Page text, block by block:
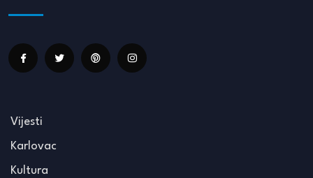
Vijesti
Karlovac
Kultura